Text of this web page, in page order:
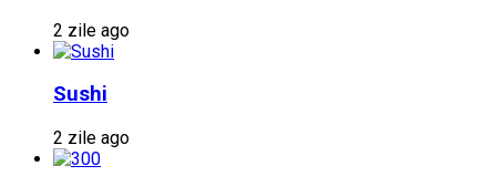
2 zile ago
Sushi
2 zile ago